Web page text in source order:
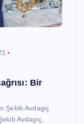
Bir
Şekib Avdagiç
Avdagiç,